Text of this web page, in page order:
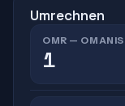
Umrechnen
OMR —